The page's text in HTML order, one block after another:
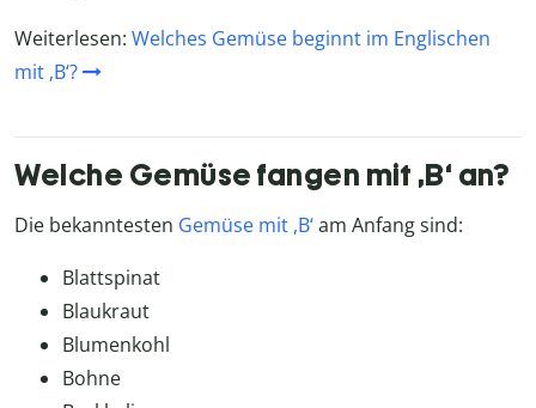
Weiterlesen: Welches Gemüse beginnt im Englischen
mit ,B‘?
Welche Gemüse fangen mit ,B‘ an?
Die bekanntesten Gemüse mit ,B‘am Anfang sind:
Blattspinat
Blaukraut
Blumenkohl
Bohne